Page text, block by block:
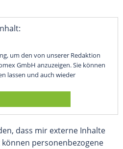
um den von unserer Redaktion
GmbH anzuzeigen. Sie können
lassen und auch wieder
dass mir externe Inhalte
personenbezogene